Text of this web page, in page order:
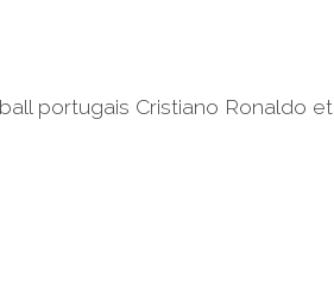
portugais Cristiano Ronaldo et